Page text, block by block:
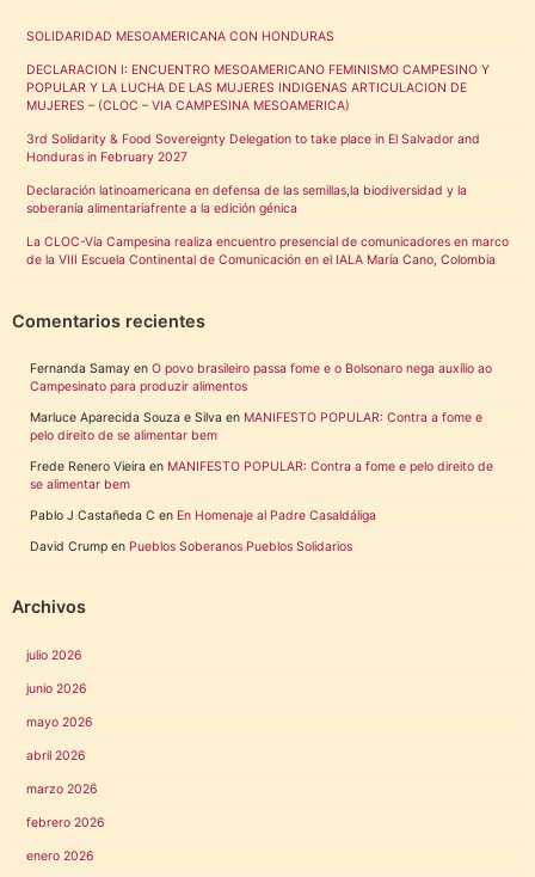
SOLIDARIDAD MESOAMERICANA CON HONDURAS
DECLARACION I: ENCUENTRO MESOAMERICANO FEMINISMO CAMPESINO Y
POPULAR Y LA LUCHA DE LAS MUJERES INDIGENAS ARTICULACION DE
MUJERES – (CLOC – VIA CAMPESINA MESOAMERICA)
3rd Solidarity & Food Sovereignty Delegation to take place in El Salvador and
Honduras in February 2027
Declaración latinoamericana en defensa de las semillas,la biodiversidad y la
soberanía alimentariafrente a la edición génica
La CLOC-Vía Campesina realiza encuentro presencial de comunicadores en marco
de la VIII Escuela Continental de Comunicación en el IALA María Cano, Colombia
Comentarios recientes
Fernanda Samay en O povo brasileiro passa fome e o Bolsonaro nega auxílio ao
Campesinato para produzir alimentos
Marluce Aparecida Souza e Silva en MANIFESTO POPULAR: Contra a fome e
pelo direito de se alimentar bem
Frede Renero Vieira en MANIFESTO POPULAR: Contra a fome e pelo direito de
se alimentar bem
Pablo J Castañeda C en En Homenaje al Padre Casaldáliga
David Crump en Pueblos Soberanos Pueblos Solidarios
Archivos
julio 2026
junio 2026
mayo 2026
abril 2026
marzo 2026
febrero 2026
enero 2026